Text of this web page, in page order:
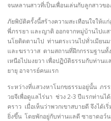
จนหลานสาวที่เป็นเพื่อนเล่นกับลูกสาวข
ภัยพิบัติครั้งนี้สร้างความสะเทือนใจให้แ
พี่ภรรยา และญาติ ออกจากหมู่บ้านไปแส
นโยติดตามไป ท่านตระเวนไปทั่วเมียน
และฆราวาส ตามสถานที่ฝึกกรรมฐาน
เหนือไปมงยวา เพื่อปฏิบัติธรรมกับท่าน
ยายุ อาจารย์คนแรก
ระหว่างที่แสวงหาโมกขธรรมอยู่นั้น ภร
วยจีเพื่อดูแลไร่นา ช่วง 2-3 ปีแรกท่านไ
คราว เมื่อเห็นว่าพวกเขาสบายดี จึงได้เ
ยิ่งขึ้น โดยพักอยู่กับท่านแลดี ซายาดอว์